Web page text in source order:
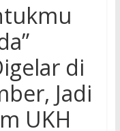
di
Jadi
UKH